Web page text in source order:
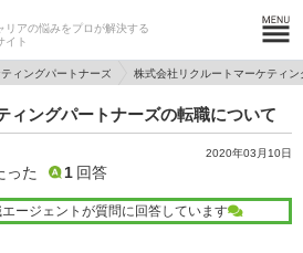
リアの悩みをプロが解決する
イト
ィングパートナーズ 株式会社リクルートマーケティ
ィングパートナーズの転職について
2020年03月10日
った 1 回答
ージェントが質問に回答しています